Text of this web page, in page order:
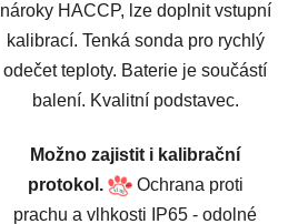
nároky HACCP, lze doplnit vstupní
kalibrací. Tenká sonda pro rychlý
odečet teploty. Baterie je součástí
balení. Kvalitní podstavec.
Možno zajistit i kalibrační
protokol.
Ochrana proti
prachu a vlhkosti IP65 - odolné